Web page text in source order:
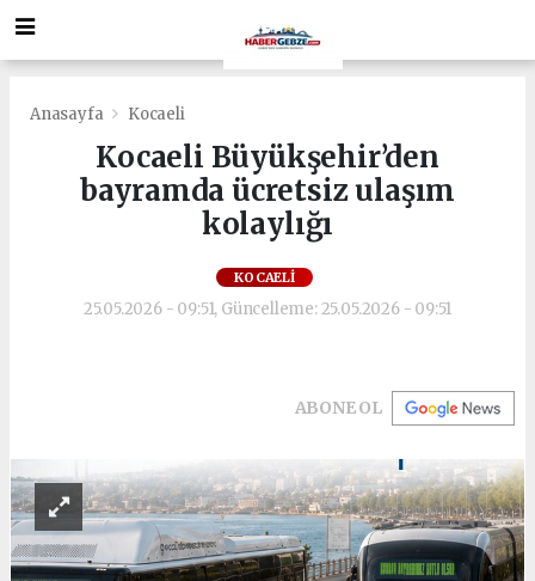
Anasayfa Kocaeli
Kocaeli Büyükşehir’den
bayramda ücretsiz ulaşım
kolaylığı
KOCAELI
25.05.2026 - 09:51, Güncelleme: 25.05.2026 - 09:51
ABONE OL